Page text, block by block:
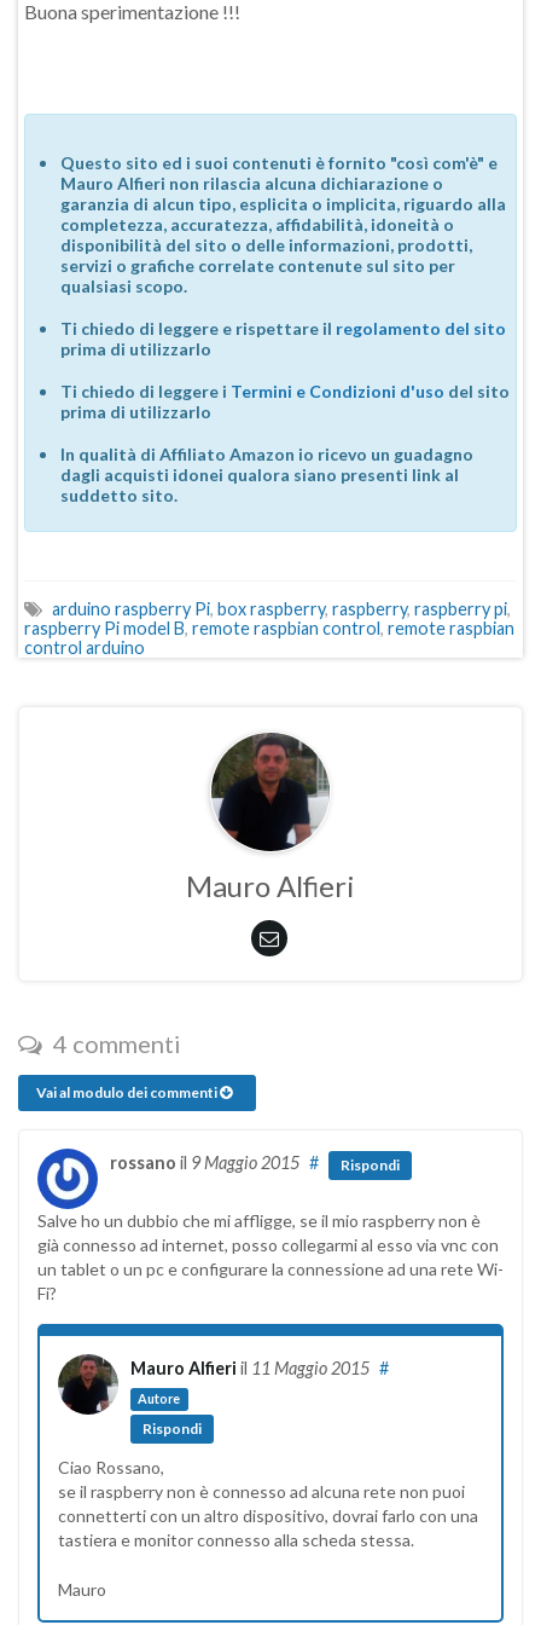
Buona sperimentazione !!!
Questo sito ed i suoi contenuti è fornito "così com'è" e
Mauro Alfieri non rilascia alcuna dichiarazione o
garanzia di alcun tipo, esplicita o implicita, riguardo alla
completezza, accuratezza, affidabilità, idoneità o
disponibilità del sito o delle informazioni, prodotti,
servizi o grafiche correlate contenute sul sito per
qualsiasi scopo.
Ti chiedo di leggere e rispettare il regolamento del sito
prima di utilizzarlo
Ti chiedo di leggere i Termini e Condizioni d'uso del sito
prima di utilizzarlo
In qualità di Affiliato Amazon io ricevo un guadagno
dagli acquisti idonei qualora siano presenti link al
suddetto sito.
arduino raspberry Pi, box raspberry, raspberry, raspberry pi,
raspberry Pi model B, remote raspbian control, remote raspbian
control arduino
Mauro Alfieri
4 commenti
Vai al modulo dei commenti
rossano il 9 Maggio 2015 # Rispondi
Salve ho un dubbio che mi affligge, se il mio raspberry non è
già connesso ad internet, posso collegarmi al esso via vnc con
un tablet o un pc e configurare la connessione ad una rete Wi-
Fi?
Mauro Alfieri il 11 Maggio 2015
Autore
#
Rispondi
Ciao Rossano,
se il raspberry non è connesso ad alcuna rete non puoi
connetterti con un altro dispositivo, dovrai farlo con una
tastiera e monitor connesso alla scheda stessa.
Mauro